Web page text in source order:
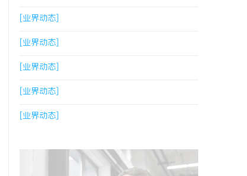
[业界动态]
[业界动态]
[业界动态]
[业界动态]
[业界动态]